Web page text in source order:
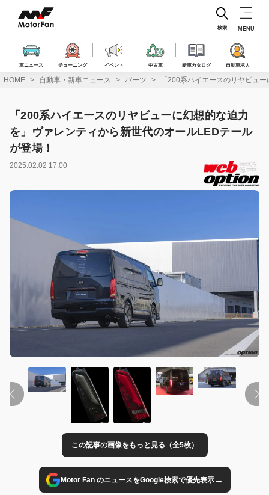
ス
車ニュース チューニング イベント 中古車 新車カタログ 自動車求人
検索 MENU
HOME 自動車・新車ニュース パーツ 「200系ハイエースのリヤビュ
「200系ハイエースのリヤビューに幻想的な迫力
を」ヴァレンティから新世代のオールLEDテール
が登場！
2025.02.02 17:00
この記事の画像をもっと見る（全5枚）
Motor Fan のニュースをGoogle検索で優先表示→